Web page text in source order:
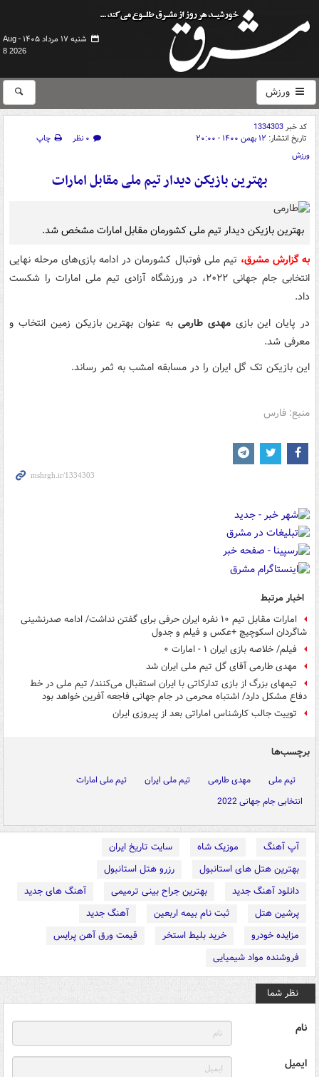
شنبه ۱۷ مرداد ۱۴۰۵ -
Aug
8 2026
ورزش
کد خبر1334303
تاریخ انتشار: ۱۲ بهمن ۱۴۰۰ - ۲۰:۰۰ ۰ نظر
چاپ
ورزش
بهترین بازیکن دیدار تیم ملی مقابل امارات
بهترین بازیکن دیدار تیم ملی کشورمان مقابل امارات مشخص شد.
به گزارش مشرق، تیم ملی فوتبال کشورمان در ادامه بازی‌های مرحله نهایی
انتخابی جام جهانی ۲۰۲۲، در ورزشگاه آزادی تیم ملی امارات را شکست
داد.
در پایان این بازیمهدی طارمی به عنوان بهترین بازیکن زمین انتخاب و
معرفی شد.
این بازیکن تک گل ایران را در مسابقه امشب به ثمر رساند.
منبع: فارس
اخبار مرتبط
امارات مقابل تیم ۱۰ نفره ایران حرفی برای گفتن نداشت/ ادامه صدرنشینی
شاگردان اسکوچیچ +عکس و فیلم و جدول
فیلم/ خلاصه بازی ایران ۱ - امارات ۰
مهدی طارمی آقای گل تیم ملی ایران شد
تیم‎های بزرگ از بازی تدارکاتی با ایران استقبال می‌کنند/ تیم ملی در خط
دفاع مشکل دارد/ اشتباه محرمی در جام جهانی فاجعه آفرین خواهد بود
توییت جالب کارشناس اماراتی بعد از پیروزی ایران
برچسب‌ها
تیم ملی مهدی طارمی تیم ملی ایران
تیم ملی امارات
انتخابی جام جهانی 2022
آپ آهنگ موزیک شاه
سایت تاریخ ایران
بهترین هتل های استانبول
رزرو هتل استانبول
دانلود آهنگ جدید
بهترین جراح بینی ترمیمی
آهنگ های جدید
پرشین هتل
ثبت نام بیمه اربعین
آهنگ جدید
مزایده خودرو
خرید بلیط استخر
قیمت ورق آهن پرایس
فروشنده مواد شیمیایی
نظر شما
نام
ایمیل